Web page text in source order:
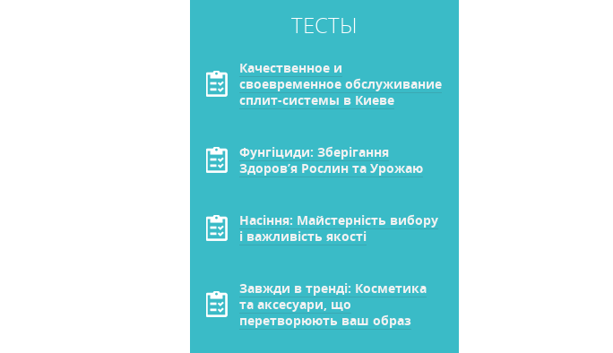
ТЕСТЫ
Качественное и
своевременное обслуживание
сплит-системы в Киеве
Фунгіциди: Зберігання
Здоров’я Рослин та Урожаю
Насіння: Майстерність вибору
і важливість якості
Завжди в тренді: Косметика
та аксесуари, що
перетворюють ваш образ